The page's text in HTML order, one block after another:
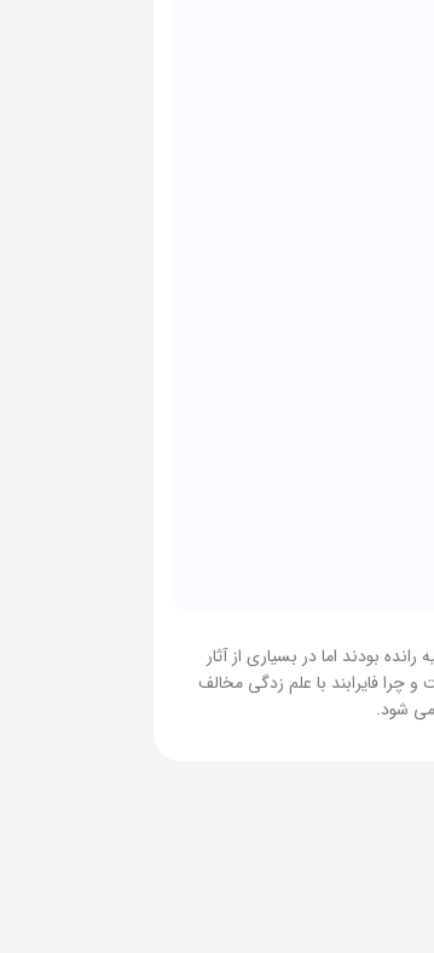
بودند اما در بسیاری از آثار
چرا فایرابند با علم زدگی مخالف
می شود.